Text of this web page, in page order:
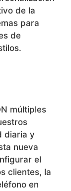
de la
para
de
múltiples
diaria y
nueva
el
clientes, la
en